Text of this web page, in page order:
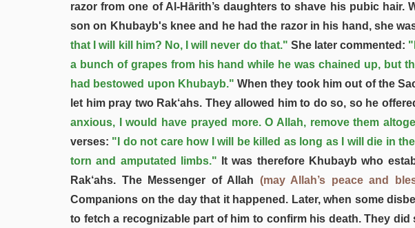
razor from one of Al-Hārith’s daughters to shave his pubic
son on Khubayb's knee and he had the razor in his hand, she
that I will kill him? No, I will never do that." She later commented:
a bunch of grapes from his hand while he was chained up, but
had bestowed upon Khubayb." When they took him out of the
let him pray two Rak‘ahs. They allowed him to do so, so he
anxious, I would have prayed more. O Allah, remove them
verses: "I do not care how I will be killed as long as I will die in
torn and amputated limbs." It was therefore Khubayb who
Rak‘ahs. The Messenger of Allah (may Allah’s peace and
Companions on the day that it happened. Later, when some
to fetch a recognizable part of him to confirm his death. They